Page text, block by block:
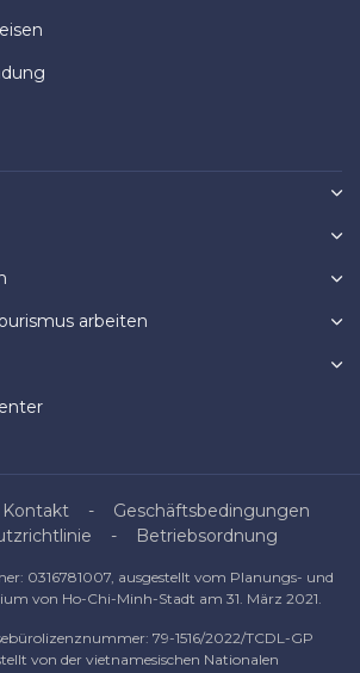
arbeiten
Kontakt
Geschäftsbedingungen
Betriebsordnung
0316781007, ausgestellt vom Planungs- und
von Ho-Chi-Minh-Stadt am 31. März 2021.
79-1516/2022/TCDL-GP
von der vietnamesischen Nationalen